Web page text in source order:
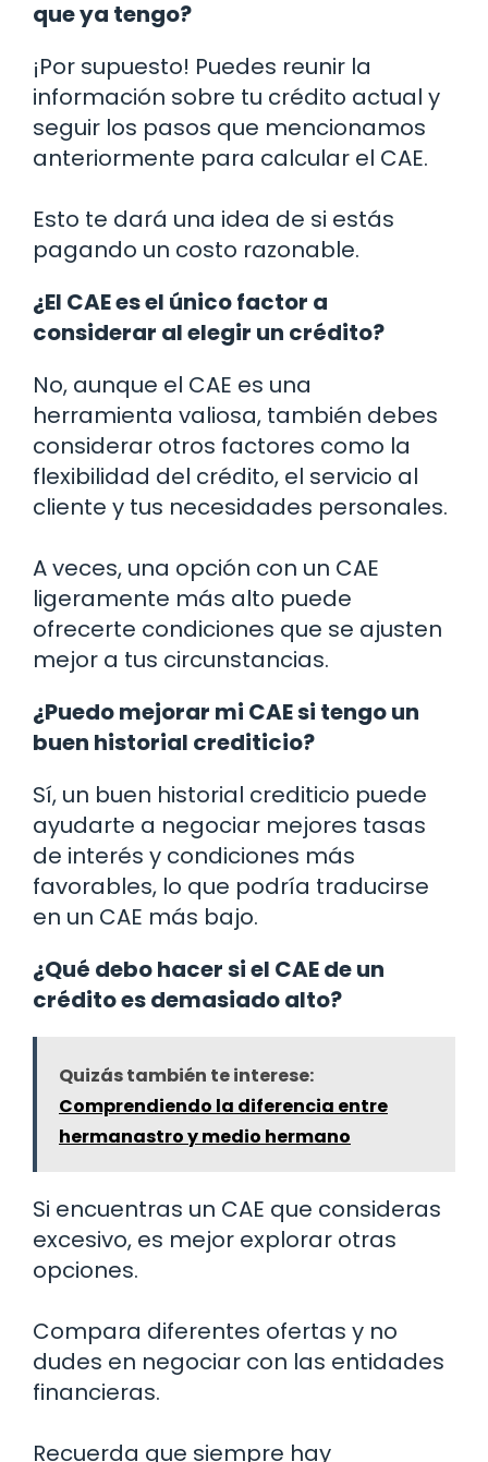
que ya tengo?
¡Por supuesto! Puedes reunir la
información sobre tu crédito actual y
seguir los pasos que mencionamos
anteriormente para calcular el CAE.
Esto te dará una idea de si estás
pagando un costo razonable.
¿El CAE es el único factor a
considerar al elegir un crédito?
No, aunque el CAE es una
herramienta valiosa, también debes
considerar otros factores como la
flexibilidad del crédito, el servicio al
cliente y tus necesidades personales.
A veces, una opción con un CAE
ligeramente más alto puede
ofrecerte condiciones que se ajusten
mejor a tus circunstancias.
¿Puedo mejorar mi CAE si tengo un
buen historial crediticio?
Sí, un buen historial crediticio puede
ayudarte a negociar mejores tasas
de interés y condiciones más
favorables, lo que podría traducirse
en un CAE más bajo.
¿Qué debo hacer si el CAE de un
crédito es demasiado alto?
Quizás también te interese:
Comprendiendo la diferencia entre
hermanastro y medio hermano
Si encuentras un CAE que consideras
excesivo, es mejor explorar otras
opciones.
Compara diferentes ofertas y no
dudes en negociar con las entidades
financieras.
Recuerda que siempre hay